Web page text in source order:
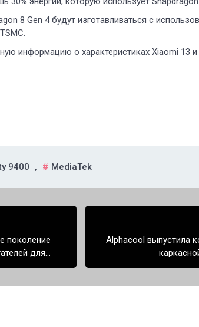
8 Gen 4 будут изготавливаться с
информацию о характеристиках Xiaomi 13 и
9400 , MediaTek
поколение
для
Alphacool выпустила